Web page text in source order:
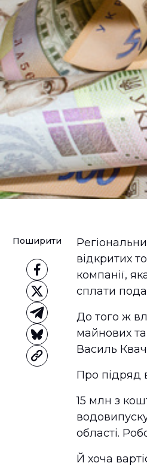
Поширити
відкритих
компанії,
сплати
До того ж
майнових
Василь
Про підряд
15 млн з
області.
Й хоча